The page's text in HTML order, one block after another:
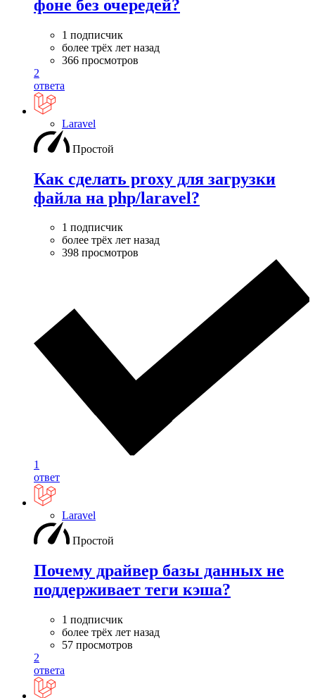
фоне без очередей?
1 подписчик
более трёх лет назад
366 просмотров
2
ответа
Laravel
Простой
Как сделать proxy для загрузки
файла на php/laravel?
1 подписчик
более трёх лет назад
398 просмотров
1
ответ
Laravel
Простой
Почему драйвер базы данных не
поддерживает теги кэша?
1 подписчик
более трёх лет назад
57 просмотров
2
ответа